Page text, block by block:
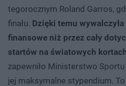
tegorocznym Roland Garros,
finału. Dzięki temu
finansowe niż przez cały
startów na światowych
zapewniło Ministerstwo
jej maksymalne stypendium.